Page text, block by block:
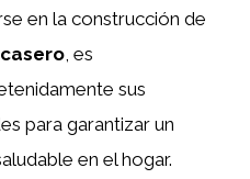
en la construcción de
, es
sus
para garantizar un
en el hogar.